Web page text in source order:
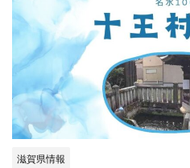
滋賀県情報